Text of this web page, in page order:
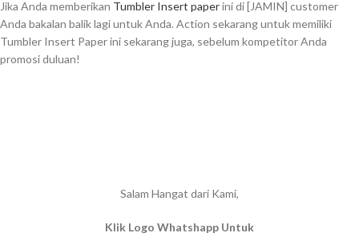
Jika Anda memberikan Tumbler Insert paperini di [JAMIN] customer
Anda bakalan balik lagi untuk Anda. Action sekarang untuk memiliki
Tumbler Insert Paper ini sekarang juga, sebelum kompetitor Anda
promosi duluan!
Salam Hangat dari Kami,
Klik Logo Whatshapp Untuk